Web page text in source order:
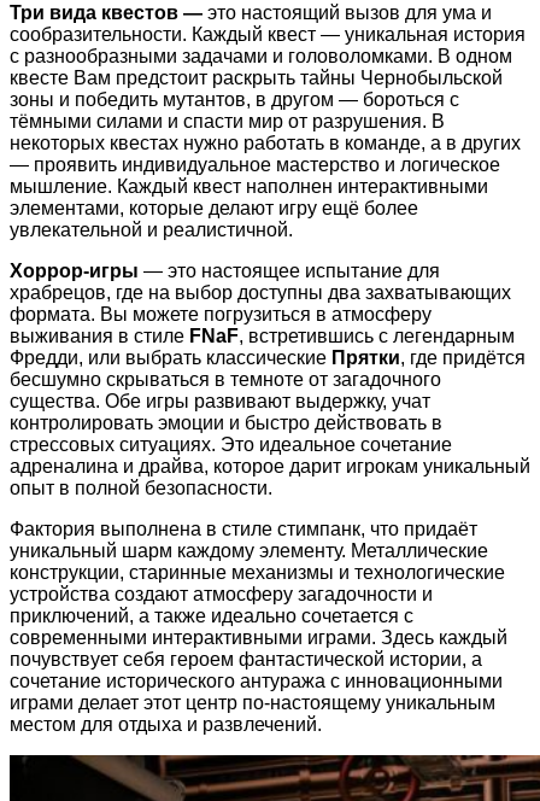
Три вида квестов — это настоящий вызов для ума и
сообразительности. Каждый квест — уникальная история
с разнообразными задачами и головоломками. В одном
квесте Вам предстоит раскрыть тайны Чернобыльской
зоны и победить мутантов, в другом — бороться с
тёмными силами и спасти мир от разрушения. В
некоторых квестах нужно работать в команде, а в других
— проявить индивидуальное мастерство и логическое
мышление. Каждый квест наполнен интерактивными
элементами, которые делают игру ещё более
увлекательной и реалистичной.
Хоррор-игры — это настоящее испытание для
храбрецов, где на выбор доступны два захватывающих
формата. Вы можете погрузиться в атмосферу
выживания в стиле FNaF, встретившись с легендарным
Фредди, или выбрать классические Прятки, где придётся
бесшумно скрываться в темноте от загадочного
существа. Обе игры развивают выдержку, учат
контролировать эмоции и быстро действовать в
стрессовых ситуациях. Это идеальное сочетание
адреналина и драйва, которое дарит игрокам уникальный
опыт в полной безопасности.
Фактория выполнена в стиле стимпанк, что придаёт
уникальный шарм каждому элементу. Металлические
конструкции, старинные механизмы и технологические
устройства создают атмосферу загадочности и
приключений, а также идеально сочетается с
современными интерактивными играми. Здесь каждый
почувствует себя героем фантастической истории, а
сочетание исторического антуража с инновационными
играми делает этот центр по-настоящему уникальным
местом для отдыха и развлечений.